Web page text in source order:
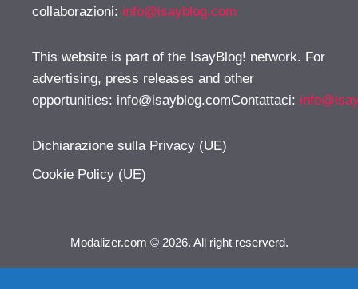
collaborazioni: info@isayblog.com
This website is part of the IsayBlog! network. For
advertising, press releases and other
opportunities: info@isayblog.comContattaci:
Dichiarazione sulla Privacy (UE)
Cookie Policy (UE)
Modalizer.com © 2026. All right reserverd.